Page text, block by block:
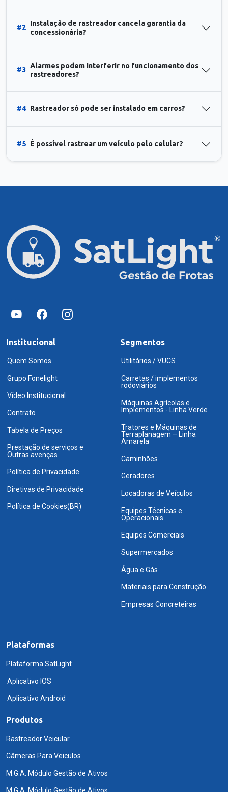
#2
Instalação de rastreador cancela garantia da
concessionária?
#3
Alarmes podem interferir no funcionamento dos
rastreadores?
#4 Rastreador só pode ser instalado em carros?
#5 É possível rastrear um veículo pelo celular?
Institucional
Quem Somos
Grupo Fonelight
Vídeo Institucional
Contrato
Tabela de Preços
Prestação de serviços e
Outras avenças
Política de Privacidade
Diretivas de Privacidade
Política de Cookies(BR)
Segmentos
Utilitários / VUCS
Carretas / implementos
rodoviários
Máquinas Agrícolas e
Implementos - Linha Verde
Tratores e Máquinas de
Terraplanagem – Linha
Amarela
Caminhões
Geradores
Locadoras de Veículos
Equipes Técnicas e
Operacionais
Equipes Comerciais
Supermercados
Água e Gás
Materiais para Construção
Empresas Concreteiras
Plataformas
Plataforma SatLight
Aplicativo IOS
Aplicativo Android
Produtos
Rastreador Veicular
Câmeras Para Veiculos
M.G.A. Módulo Gestão de Ativos